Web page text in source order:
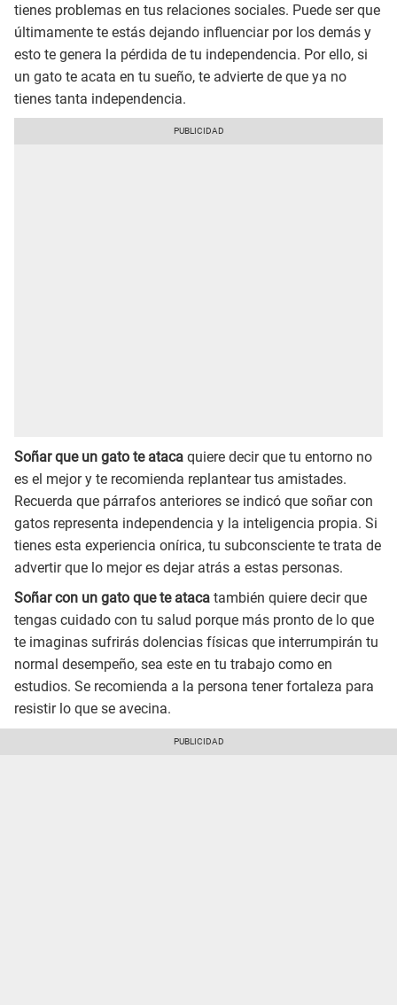
tienes problemas en tus relaciones sociales. Puede ser que
últimamente te estás dejando influenciar por los demás y
esto te genera la pérdida de tu independencia. Por ello, si
un gato te acata en tu sueño, te advierte de que ya no
tienes tanta independencia.
Soñar que un gato te ataca quiere decir que tu entorno no
es el mejor y te recomienda replantear tus amistades.
Recuerda que párrafos anteriores se indicó que soñar con
gatos representa independencia y la inteligencia propia. Si
tienes esta experiencia onírica, tu subconsciente te trata de
advertir que lo mejor es dejar atrás a estas personas.
Soñar con un gato que te ataca también quiere decir que
tengas cuidado con tu salud porque más pronto de lo que
te imaginas sufrirás dolencias físicas que interrumpirán tu
normal desempeño, sea este en tu trabajo como en
estudios. Se recomienda a la persona tener fortaleza para
resistir lo que se avecina.